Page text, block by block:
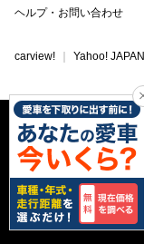
ヘルプ・お問い合わせ
carview! Yahoo! JAPAN